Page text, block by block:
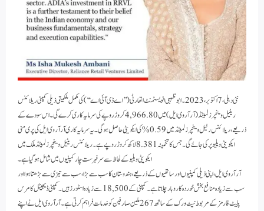
نئی دہلی،7 اکتوبر،2023۔ ابوظہبی انویسٹمنٹ اتھارٹی(’’ اے ڈی آئی اے‘‘)کی مکمل ملکیتی ذیلی کمپنی ریلائنس
ریٹیل وینچرز لمیٹڈ( آر آر وی ایل)میں 4,966.80 کروڑ روپے کی سرمایہ کاری کرے گی۔ اس سودے کے
ذریعے، ریلائنس رٹیل وینچرز لمیٹڈ میں 0.59% کی ایکویٹی حاصل ہوگی۔ یہ سرمایہ کاری آر آر وی ایل کی پری منی
ایکویٹی ویلیو پر کی جائے گی۔ جس کا تخمینہ 8.381 لاکھ کروڑ روپے ہے۔ ریلائنس ریٹیل وینچرز لمیٹڈ ملک میں
ایکویٹی ویلیو کے لحاظ سے سرفہرست چار کمپنیوں میں شامل ہو گیا ہے۔
آر آر وی ایل ، اپنی ذیلی کمپنیوں اور ساتھیوں کے ذریعے، ہندوستان کا سب سے بڑا، سب سے تیزی سے بڑھتا ہوا اور
سب سے زیادہ منافع بخش خوردہ کاروبار چلاتا ہے۔ کمپنی کے 18,500 سے زیادہ اسٹورز ہیں۔ کمپنی ڈیجیٹل کامرس
پلیٹ فارمز کے مربوط نیٹ ورک کے ساتھ 267 ملین صارفین کو خدمات فراہم کرتی ہے۔ آر آر وی ایل نے اپنے